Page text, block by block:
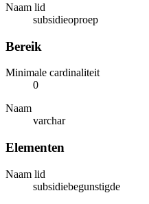
Naam lid
subsidieoproep
Bereik
Minimale cardinaliteit
0
Naam
varchar
Elementen
Naam lid
subsidiebegunstigde